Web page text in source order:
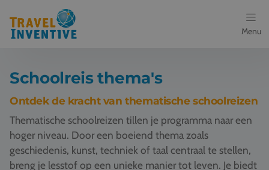
Menu
Bestemmingen
Schoolreis thema's
Voor docenten
Over ons
Schoolreis thema's
Ontdek de kracht van thematische schoolreizen
Thematische schoolreizen tillen je programma naar een
hoger niveau. Door een boeiend thema zoals
geschiedenis, kunst, techniek of taal centraal te stellen,
breng je lesstof op een unieke manier tot leven. Je biedt